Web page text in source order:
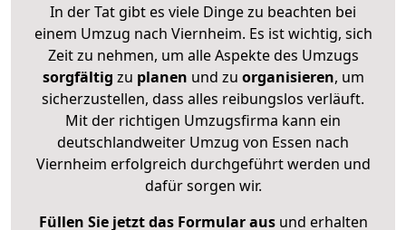
In der Tat gibt es viele Dinge zu beachten bei
einem Umzug nach Viernheim. Es ist wichtig, sich
Zeit zu nehmen, um alle Aspekte des Umzugs
sorgfältig zu planen und zu organisieren, um
sicherzustellen, dass alles reibungslos verläuft.
Mit der richtigen Umzugsfirma kann ein
deutschlandweiter Umzug von Essen nach
Viernheim erfolgreich durchgeführt werden und
dafür sorgen wir.
Füllen Sie jetzt das Formular ausund erhalten